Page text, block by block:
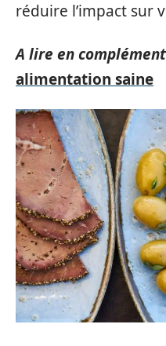
réduire l’impact sur
A lire en
alimentation saine